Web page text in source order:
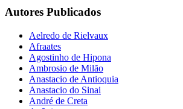
Autores Publicados
Aelredo de Rielvaux
Afraates
Agostinho de Hipona
Ambrosio de Milão
Anastacio de Antioquia
Anastacio do Sinai
André de Creta